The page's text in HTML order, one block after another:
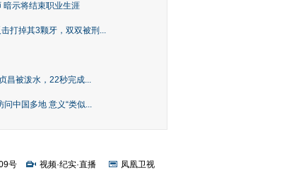
暗示将结束职业生涯
打掉其3颗牙，双双被刑...
昌被泼水，22秒完成...
中国多地 意义“类似...
号 视频·纪实·直播
凤凰卫视